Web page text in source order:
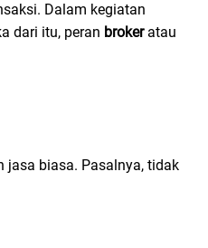
Dalam kegiatan
dari itu, peran broker atau
jasa biasa. Pasalnya, tidak